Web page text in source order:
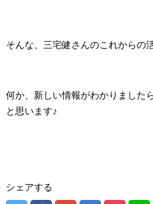
そんな、三宅健さんのこれからの
何か、新しい情報がわかりました
と思います♪
シェアする